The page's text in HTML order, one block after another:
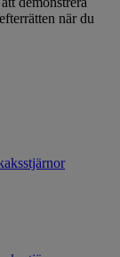
när du